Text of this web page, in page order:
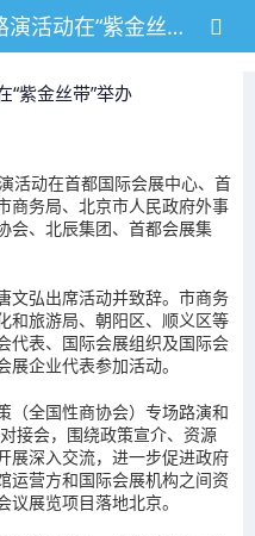
北京市会展业政策专场路演活动在“紫金丝带”举办
“紫金丝带”举办
活动在首都国际会展中心、首
商务局、北京市人民政府外事
会、北辰集团、首都会展集
文弘出席活动并致辞。市商务
和旅游局、朝阳区、顺义区等
代表、国际会展组织及国际会
企业代表参加活动。
（全国性商协会）专场路演和
接会，围绕政策宣介、资源
展深入交流，进一步促进政府
运营方和国际会展机构之间资
展览项目落地北京。